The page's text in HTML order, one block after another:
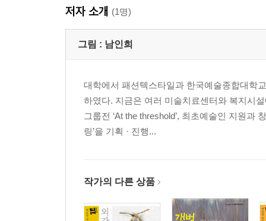
저자 소개 (1명)
그림 : 남인희
대학에서 패션텍스타일과 한국예술종합대학
하였다. 지금은 여러 미술치료센터와 복지시
그룹전 ‘At the threshold’, 최초예술인 지원과
링’을 기획 · 진행...
작가의 다른 상품